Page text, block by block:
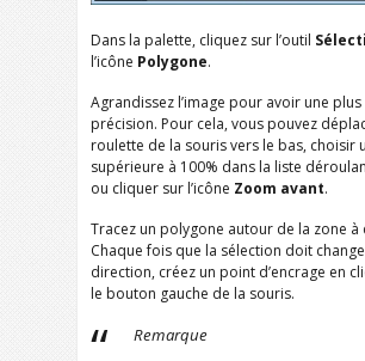
Dans la palette, cliquez sur l’outil
l’icône Polygone.
Agrandissez l’image pour avoir une
précision. Pour cela, vous pouvez
roulette de la souris vers le bas, choisir
supérieure à 100% dans la liste
ou cliquer sur l’icône Zoom avant.
Tracez un polygone autour de la zone à
Chaque fois que la sélection doit
direction, créez un point d’encrage en
le bouton gauche de la souris.
Remarque